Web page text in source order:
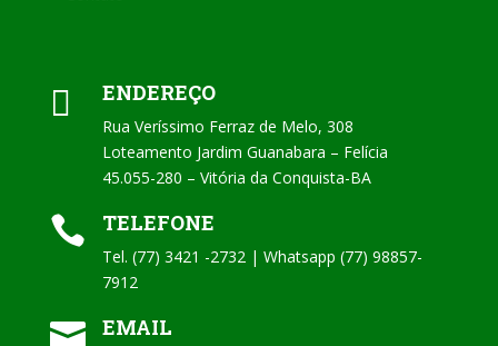
 ENDEREÇO
Rua Veríssimo Ferraz de Melo, 308
Loteamento Jardim Guanabara – Felícia
45.055-280 – Vitória da Conquista-BA
 TELEFONE
Tel. (77) 3421 -2732 | Whatsapp (77) 98857-
7912
 EMAIL